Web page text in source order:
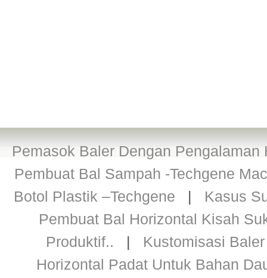
Pemasok Baler Dengan Pengalaman
Pembuat Bal Sampah -Techgene
Botol Plastik –Techgene | Kasus
Pembuat Bal Horizontal Kisah
Produktif.. | Kustomisasi
Horizontal Padat Untuk Bahan